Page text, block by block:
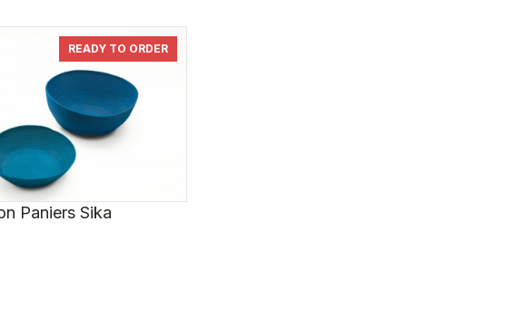
READY TO ORDER
Paniers Sika